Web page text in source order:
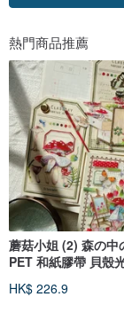
熱門商品推薦
蘑菇小姐 (2) 森の中
PET 和紙膠帶 貝殼
HK$ 226.9